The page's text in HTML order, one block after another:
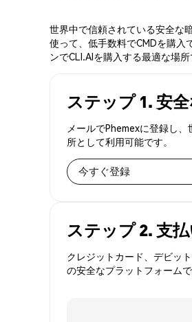
世界中で信頼されている安全な
使って、低手数料でCMDを購入
ンでCLI.AIを購入する最適な場所
ステップ 1. 安
メールでPhemexに登録し
所として利用可能です。
今すぐ登録
ステップ 2. 支
クレジットカード、デビッ
の安全なプラットフォーム